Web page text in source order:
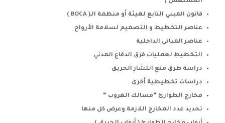
قانون المبني التابع لهيئة أو منظمة الـ( BOCA )
عناصر التخطيط و التصميم لسلامة الأرواح
عناصر المباني الداخلية
التخطيط لعمليات فرق الدفاع المدني
دراسة طرق منع انتشار الحريق
دراسات تخطيطية أخرى
مخارج الطوارئ “مسالك الهروب “
تحديد عدد المخارج اللازمة وعرض كل منها